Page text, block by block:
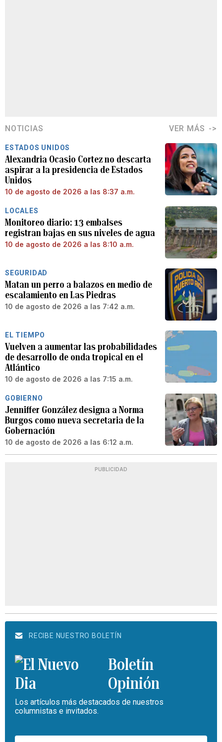
NOTICIAS VER MÁS
ESTADOS UNIDOS
Alexandria Ocasio Cortez no descarta
aspirar a la presidencia de Estados
Unidos
10 de agosto de 2026 a las 8:37 a.m.
LOCALES
Monitoreo diario: 13 embalses
registran bajas en sus niveles de agua
10 de agosto de 2026 a las 8:10 a.m.
SEGURIDAD
Matan un perro a balazos en medio de
escalamiento en Las Piedras
10 de agosto de 2026 a las 7:42 a.m.
EL TIEMPO
Vuelven a aumentar las probabilidades
de desarrollo de onda tropical en el
Atlántico
10 de agosto de 2026 a las 7:15 a.m.
GOBIERNO
Jenniffer González designa a Norma
Burgos como nueva secretaria de la
Gobernación
10 de agosto de 2026 a las 6:12 a.m.
PUBLICIDAD
RECIBE NUESTRO BOLETÍN
Boletín
Opinión
Los artículos más destacados de nuestros
columnistas e invitados.